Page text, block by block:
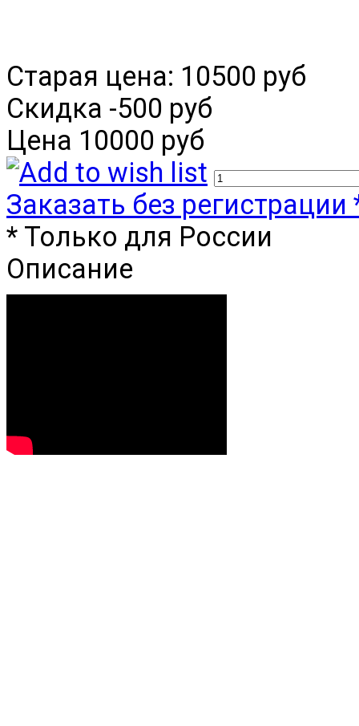
Старая цена: 10500 руб
Скидка -500 руб
Цена 10000 руб
Заказать без регистрации
* Только для России
Описание